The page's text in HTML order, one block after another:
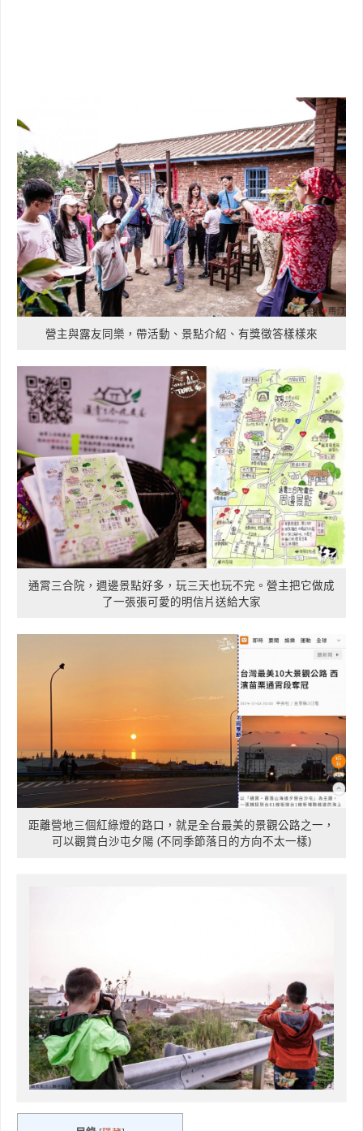
營主與露友同樂，帶活動、景點介紹、有獎徵答樣樣來
通霄三合院，週邊景點好多，玩三天也玩不完。營主把它做成
了一張張可愛的明信片送給大家
距離營地三個紅綠燈的路口，就是全台最美的景觀公路之一，
可以觀賞白沙屯夕陽 (不同季節落日的方向不太一樣)